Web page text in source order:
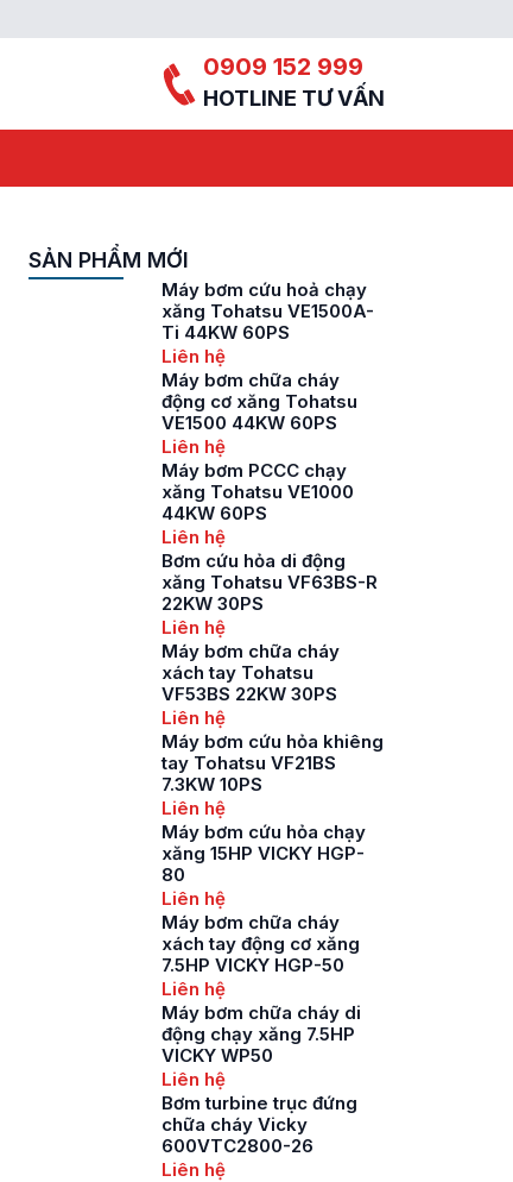
0909 152 999
HOTLINE TƯ VẤN
SẢN PHẨM MỚI
Máy bơm cứu hoả chạy
xăng Tohatsu VE1500A-
Ti 44KW 60PS
Liên hệ
Máy bơm chữa cháy
động cơ xăng Tohatsu
VE1500 44KW 60PS
Liên hệ
Máy bơm PCCC chạy
xăng Tohatsu VE1000
44KW 60PS
Liên hệ
Bơm cứu hỏa di động
xăng Tohatsu VF63BS-R
22KW 30PS
Liên hệ
Máy bơm chữa cháy
xách tay Tohatsu
VF53BS 22KW 30PS
Liên hệ
Máy bơm cứu hỏa khiêng
tay Tohatsu VF21BS
7.3KW 10PS
Liên hệ
Máy bơm cứu hỏa chạy
xăng 15HP VICKY HGP-
80
Liên hệ
Máy bơm chữa cháy
xách tay động cơ xăng
7.5HP VICKY HGP-50
Liên hệ
Máy bơm chữa cháy di
động chạy xăng 7.5HP
VICKY WP50
Liên hệ
Bơm turbine trục đứng
chữa cháy Vicky
600VTC2800-26
Liên hệ